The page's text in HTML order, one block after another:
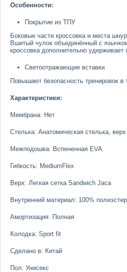
Особенности:
Покрытие из ТПУ
Боковые части кроссовка и места
Вшитый чулок объединённый с
кроссовка дополнительно удерживает
Светоотражающие вставки
Повышают безопасность тренировок в
Характеристики:
Мембрана: Нет
Стелька: Анатомическая стелька,
Межподошва: Вспененная EVA
Гибкость: MediumFlex
Верх: Легкая сетка Sandwich Jaca
Внутренний материал: 100% полиэстер
Амортизация: Полная
Колодка: Sport fit
Сделано в: Китай
Пол: Унисекс